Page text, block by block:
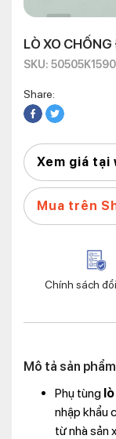
LÒ XO
SKU:
Share:
Xem giá
Mua trên
Chính sách
Mô tả sản
Phụ tùng
nhập khẩu
từ nhà sản